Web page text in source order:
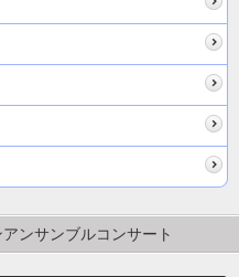
ンサンブルコンサート